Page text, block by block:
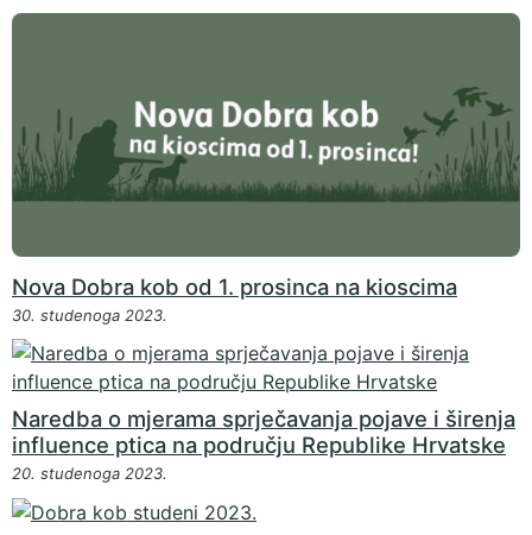
Nova Dobra kob od 1. prosinca na kioscima
30. studenoga 2023.
Naredba o mjerama sprječavanja pojave i širenja
influence ptica na području Republike Hrvatske
20. studenoga 2023.